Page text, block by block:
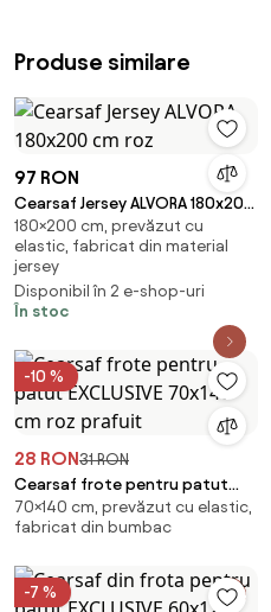
Produse similare
97 RON
Cearsaf Jersey ALVORA 180x200
cm roz
180×200 cm, prevăzut cu
elastic, fabricat din material
jersey
Disponibil în 2 e-shop-uri
În stoc
-10 %
28 RON31 RON
Cearsaf frote pentru patut
EXCLUSIVE 70x140 cm roz
prafuit
70×140 cm, prevăzut cu elastic,
fabricat din bumbac
-7 %